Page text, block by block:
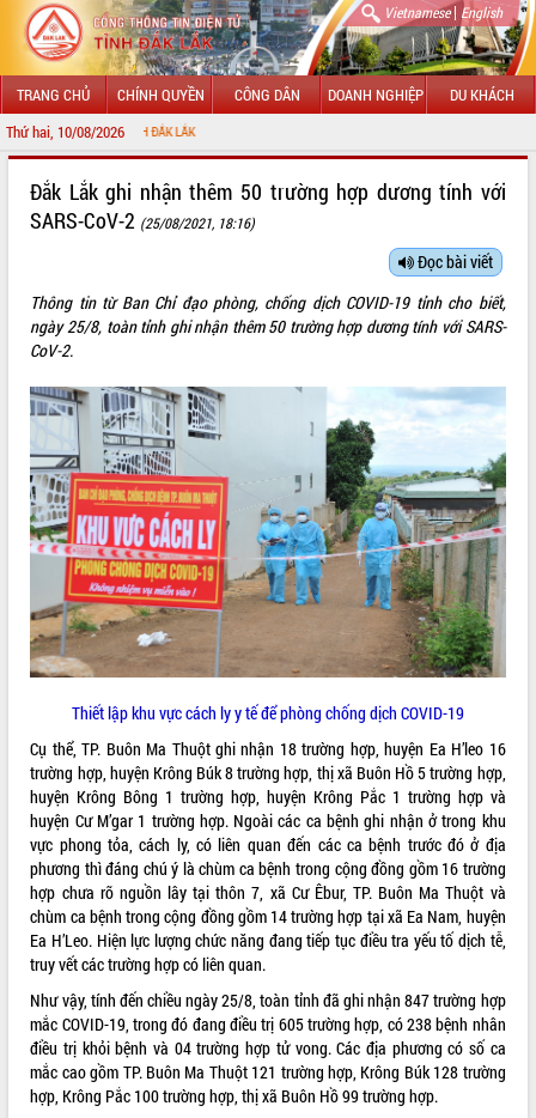
Vietnamese| English
TRANG CHỦ CHÍNH QUYỀN CÔNG DÂN DOANH NGHIỆP DU KHÁCH
Thứ hai, 10/08/2026
TIN ĐIỆN TỬ TỈNH ĐẮK LẮK
GIỚI THIỆU
LÃNH ĐẠO UBND TỈNH
SỞ, BAN, NGÀNH
THÔNG TIN CHỈ ĐẠO ĐIỀU HÀNH
HỆ THỐNG VĂN BẢN
VĂN BẢN HĐND TỈNH
ĐIỂM TIN VĂN BẢN
QUY HOẠCH - KẾ HOẠCH
VIDEO
Đắk Lắk ghi nhận thêm 50 trường hợp dương tính với
SARS-CoV-2 (25/08/2021, 18:16)
Đọc bài viết
Thông tin từ Ban Chỉ đạo phòng, chống dịch COVID-19 tỉnh cho biết,
ngày 25/8, toàn tỉnh ghi nhận thêm 50 trường hợp dương tính với SARS-
CoV-2.
Thiết lập khu vực cách ly y tế để phòng chống dịch COVID-19
Cụ thể, TP. Buôn Ma Thuột ghi nhận 18 trường hợp, huyện Ea H’leo 16
trường hợp, huyện Krông Búk 8 trường hợp, thị xã Buôn Hồ 5 trường hợp,
huyện Krông Bông 1 trường hợp, huyện Krông Pắc 1 trường hợp và
huyện Cư M’gar 1 trường hợp. Ngoài các ca bệnh ghi nhận ở trong khu
vực phong tỏa, cách ly, có liên quan đến các ca bệnh trước đó ở địa
phương thì đáng chú ý là chùm ca bệnh trong cộng đồng gồm 16 trường
hợp chưa rõ nguồn lây tại thôn 7, xã Cư Êbur, TP. Buôn Ma Thuột và
chùm ca bệnh trong cộng đồng gồm 14 trường hợp tại xã Ea Nam, huyện
Ea H’Leo. Hiện lực lượng chức năng đang tiếp tục điều tra yếu tố dịch tễ,
truy vết các trường hợp có liên quan.
Như vậy, tính đến chiều ngày 25/8, toàn tỉnh đã ghi nhận 847 trường hợp
mắc COVID-19, trong đó đang điều trị 605 trường hợp, có 238 bệnh nhân
điều trị khỏi bệnh và 04 trường hợp tử vong. Các địa phương có số ca
mắc cao gồm TP. Buôn Ma Thuột 121 trường hợp, Krông Búk 128 trường
hợp, Krông Pắc 100 trường hợp, thị xã Buôn Hồ 99 trường hợp.